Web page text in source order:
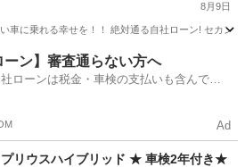
8月9日
車に乗れる幸せを！！ 絶対通る自社ローン! セカ
マ 20インチ
ーン】審査通らない方へ
社ローンは税金・車検の支払いも含んでい
Ad
リウスハイブリッド ★ 車検2年付き★